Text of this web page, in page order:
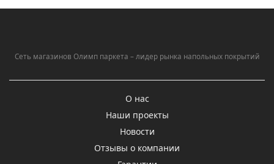
Сеть магазинов Олимп паркета – лидер рынка напольных покрытий
О нас
Наши проекты
Новости
Отзывы о компании